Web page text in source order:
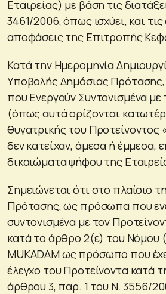
Εταιρείας) με βάση τις
3461/2006, όπως ισχύει, και τις
αποφάσεις της Επιτροπής
Κατά την Ημερομηνία
Υποβολής Δημόσιας
που Ενεργούν Συντονισμένα με
(όπως αυτά ορίζονται
θυγατρικής του Προτείνοντος
δεν κατείχαν, άμεσα ή έμμεσα,
δικαιώματα ψήφου της
Σημειώνεται ότι στο πλαίσιο
Πρότασης, ως πρόσωπα που
συντονισμένα με τον
κατά το άρθρο 2(ε) του Νόμου
MUKADAM ως πρόσωπο που
έλεγχο του Προτείνοντα κατά
άρθρου 3, παρ. 1 του Ν. 3556/